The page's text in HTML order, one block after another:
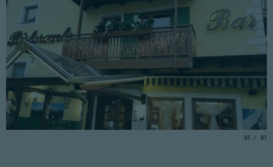
01 von
01